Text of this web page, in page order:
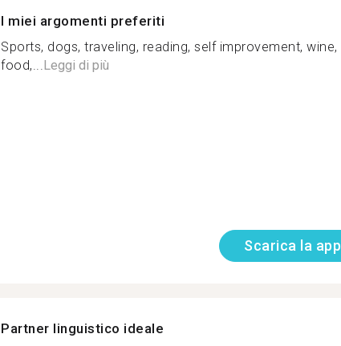
I miei argomenti preferiti
Sports, dogs, traveling, reading, self improvement, wine,
food,...Leggi di più
Scarica la app
Partner linguistico ideale